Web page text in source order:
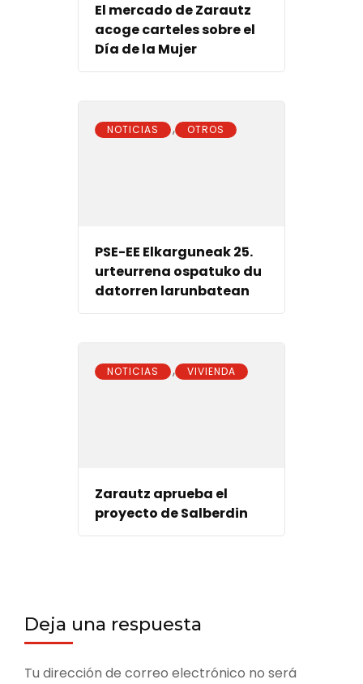
El mercado de Zarautz
acoge carteles sobre el
Día de la Mujer
NOTICIAS , OTROS
PSE-EE Elkarguneak 25.
urteurrena ospatuko du
datorren larunbatean
NOTICIAS , VIVIENDA
Zarautz aprueba el
proyecto de Salberdin
Deja una respuesta
Tu dirección de correo electrónico no será